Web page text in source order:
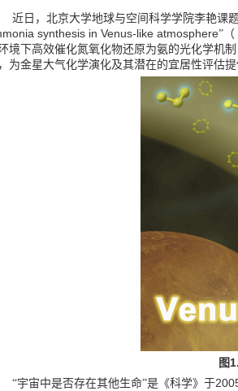
近日，北京大学地球与空间科学学院李艳课
synthesis in Venus-like atmosphere”
境下高效催化氮氧化物还原为氨的光化学机制
为金星大气化学演化及其潜在的宜居性评估提
图1.
“宇宙中是否存在其他生命”是《科学》于